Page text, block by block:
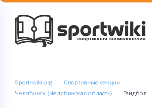
Sport-wiki.org
Спортивные секции
Челябинск (Челябинская область)
Гандбол